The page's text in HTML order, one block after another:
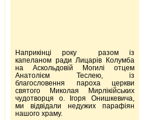
Наприкінці року разом із
капеланом ради Лицарів Колумба
на Аскольдовій Могилі отцем
Анатолієм Теслею, із
благословення пароха церкви
святого Миколая Мирлікійських
чудотворця о. Ігоря Онишкевича,
ми відвідали недужих парафіян
нашого храму.